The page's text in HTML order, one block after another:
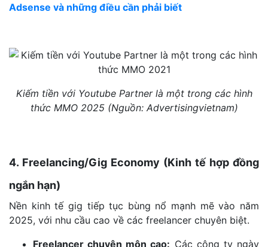
Adsense và những điều cần phải biết
Kiếm tiền với Youtube Partner là một trong các hình
thức MMO 2025 (Nguồn: Advertisingvietnam)
4. Freelancing/Gig Economy (Kinh tế hợp đồng
ngắn hạn)
Nền kinh tế gig tiếp tục bùng nổ mạnh mẽ vào năm
2025, với nhu cầu cao về các freelancer chuyên biệt.
Freelancer chuyên môn cao: Các công ty ngày